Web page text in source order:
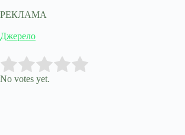
РЕКЛАМА
Джерело
Rate this item:
No votes yet.